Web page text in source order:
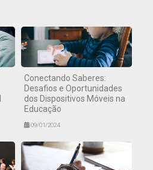
Conectando Saberes:
Desafios e Oportunidades
dos Dispositivos Móveis na
Educação
09/01/2024